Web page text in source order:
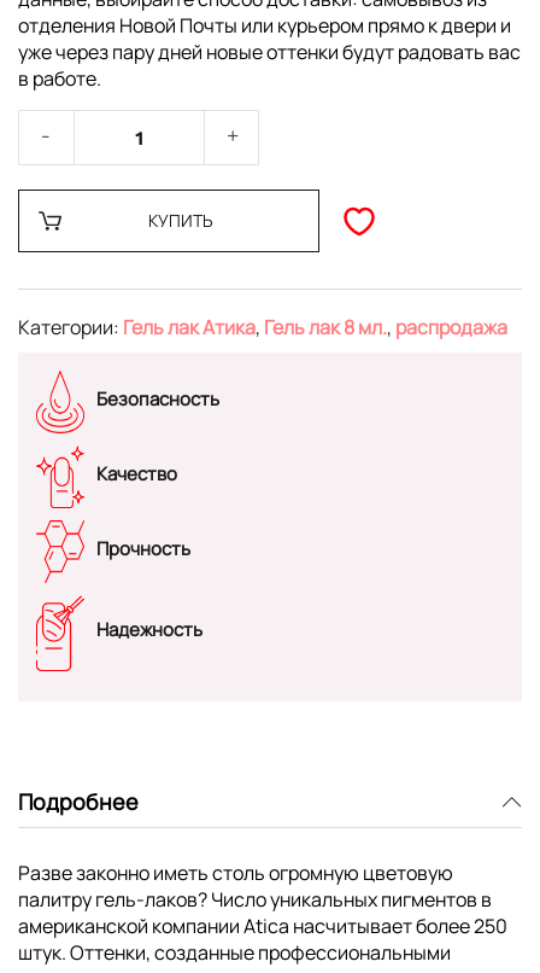
отделения Новой Почты или курьером прямо к двери и
уже через пару дней новые оттенки будут радовать вас
в работе.
КУПИТЬ
Категории: Гель лак Атика, Гель лак 8 мл., распродажа
Безопасность
Качество
Прочность
Надежность
Подробнее
Разве законно иметь столь огромную цветовую
палитру гель-лаков? Число уникальных пигментов в
американской компании Atica насчитывает более 250
штук. Оттенки, созданные профессиональными